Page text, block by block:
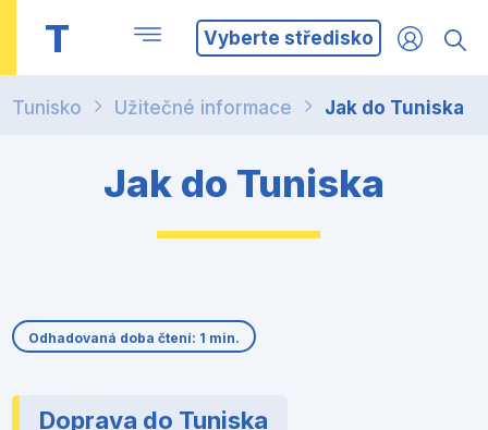
T Vyberte středisko
Tunisko Užitečné informace Jak do Tuniska
Jak do Tuniska
Odhadovaná doba čtení: 1 min.
Doprava do Tuniska